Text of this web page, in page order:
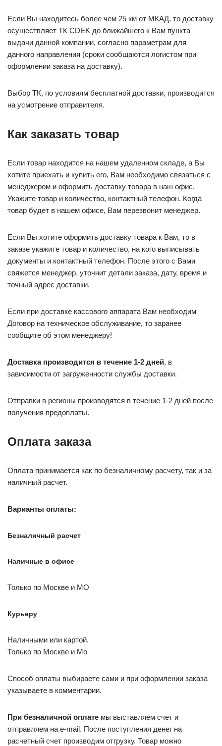
Если Вы находитесь более чем 25 км от МКАД, то доставку
осуществляет ТК CDEK до ближайшего к Вам пункта
выдачи данной компании, согласно параметрам для
данного направления (сроки сообщаются логистом при
оформлении заказа на доставку).
Выбор ТК, по условиям бесплатной доставки, производится
на усмотрение отправителя.
Как заказать товар
Если товар находится на нашем удаленном складе, а Вы
хотите приехать и купить его, Вам необходимо связаться с
менеджером и оформить доставку товара в наш офис.
Укажите товар и количество, контактный телефон. Когда
товар будет в нашем офисе, Вам перезвонит менеджер.
Если Вы хотите оформить доставку товара к Вам, то в
заказе укажите товар и количество, на кого выписывать
документы и контактный телефон. После этого с Вами
свяжется менеджер, уточнит детали заказа, дату, время и
точный адрес доставки.
Если при доставке кассового аппарата Вам необходим
Договор на техническое обслуживание, то заранее
сообщите об этом менеджеру!
Доставка производится в течение 1-2 дней, в
зависимости от загруженности службы доставки.
Отправки в регионы производятся в течение 1-2 дней после
получения предоплаты.
Оплата заказа
Оплата принимается как по безналичному расчету, так и за
наличный расчет.
Варианты оплаты:
Безналичный расчет
Наличные в офисе
Только по Москве и МО
Курьеру
Наличными или картой.
Только по Москве и Мо
Способ оплаты выбираете сами и при оформлении заказа
указываете в комментарии.
При безналичной оплате мы выставляем счет и
отправляем на e-mail. После поступления денег на
расчетный счет производим отгрузку. Товар можно